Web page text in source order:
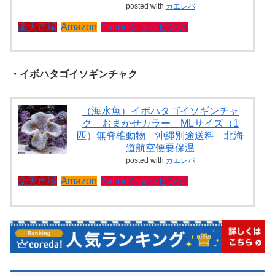
posted with カエレバ
楽天市場 Amazon Yahooショッピング
・イボハタゴイソギンチャク
（海水魚）イボハタゴイソギンチャ
ク おまかせカラー MLサイズ（1
匹）無脊椎動物 沖縄別途送料 北海
道航空便要保温
posted with カエレバ
楽天市場 Amazon Yahooショッピング